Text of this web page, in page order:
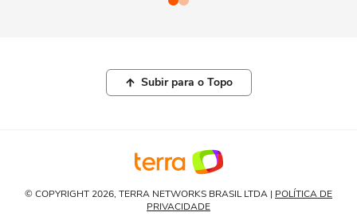
Subir para o Topo
© COPYRIGHT 2026, TERRA NETWORKS BRASIL LTDA | POLÍTICA DE
PRIVACIDADE